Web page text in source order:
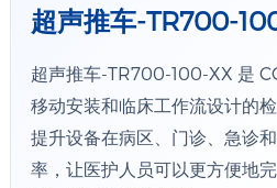
超声推车-TR700-
超声推车-TR700-100-XX 是
移动安装和临床工作流设计的
提升设备在病区、门诊、急诊
率，让医护人员可以更方便地